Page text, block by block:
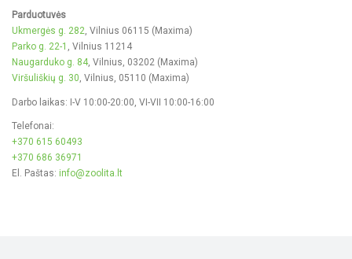
Parduotuvės
Ukmergės g. 282, Vilnius 06115 (Maxima)
Parko g. 22-1 , Vilnius 11214
Naugarduko g. 84, Vilnius, 03202 (Maxima)
Viršuliškių g. 30, Vilnius, 05110 (Maxima)
Darbo laikas: I-V 10:00-20:00, VI-VII 10:00-16:00
Telefonai:
+370 615 60493
+370 686 36971
El. Paštas: info@zoolita.lt